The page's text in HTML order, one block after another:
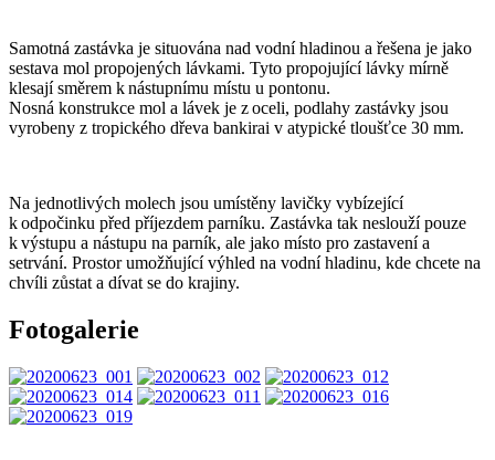
Samotná zastávka je situována nad vodní hladinou a řešena je jako
sestava mol propojených lávkami. Tyto propojující lávky mírně
klesají směrem k nástupnímu místu u pontonu.
Nosná konstrukce mol a lávek je z oceli, podlahy zastávky jsou
vyrobeny z tropického dřeva bankirai v atypické tloušťce 30 mm.
Na jednotlivých molech jsou umístěny lavičky vybízející
k odpočinku před příjezdem parníku. Zastávka tak neslouží pouze
k výstupu a nástupu na parník, ale jako místo pro zastavení a
setrvání. Prostor umožňující výhled na vodní hladinu, kde chcete na
chvíli zůstat a dívat se do krajiny.
Fotogalerie